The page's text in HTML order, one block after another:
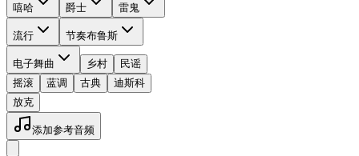
嘻哈 爵士 雷鬼
流行 节奏布鲁斯
电子舞曲 乡村
民谣
摇滚
蓝调 古典
迪斯科
放克
添加参考音频